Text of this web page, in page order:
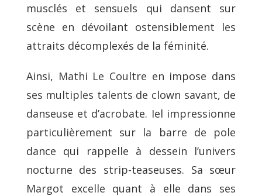
musclés et sensuels qui dansent sur
scène en dévoilant ostensiblement les
attraits décomplexés de la féminité.
Ainsi, Mathi Le Coultre en impose dans
ses multiples talents de clown savant, de
danseuse et d’acrobate. Iel impressionne
particulièrement sur la barre de pole
dance qui rappelle à dessein l’univers
nocturne des strip-teaseuses. Sa sœur
Margot excelle quant à elle dans ses